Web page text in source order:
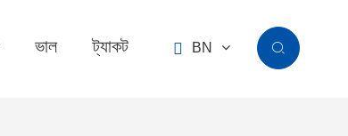
ভাল ট্যাকট  BN 